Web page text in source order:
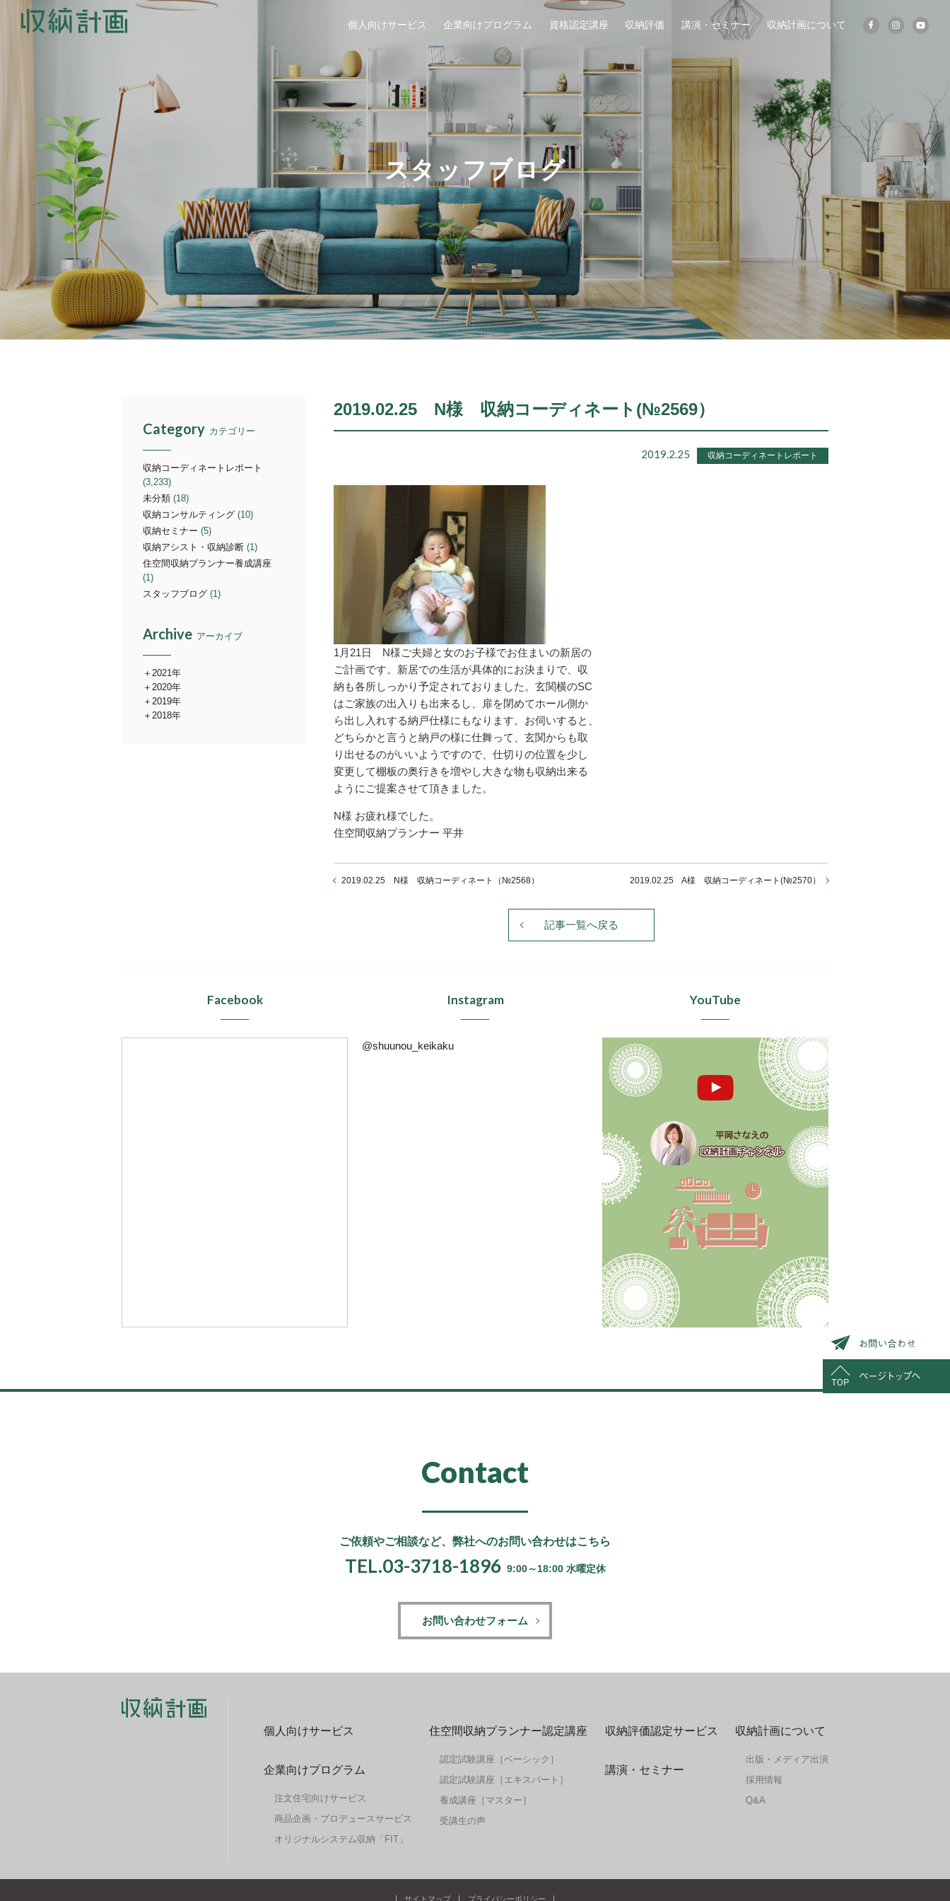
個人向けサービス 企業向けプログラム 資格認定講座 収納評価 講演・セミナー 収納計画について
スタッフブログ
2019.02.25 N様 収納コーディネート(№2569）
2019.2.25 収納コーディネートレポート
1月21日 N様ご夫婦と女のお子様でお住まいの新居の
ご計画です。新居での生活が具体的にお決まりで、収
納も各所しっかり予定されておりました。玄関横のSC
はご家族の出入りも出来るし、扉を閉めてホール側か
ら出し入れする納戸仕様にもなります。お伺いすると、
どちらかと言うと納戸の様に仕舞って、玄関からも取
り出せるのがいいようですので、仕切りの位置を少し
変更して棚板の奥行きを増やし大きな物も収納出来る
ようにご提案させて頂きました。
N様 お疲れ様でした。
住空間収納プランナー 平井
2019.02.25 N様 収納コーディネート（№2568） 2019.02.25 A様 収納コーディネート(№2570）
記事一覧へ戻る
Category カテゴリー
収納コーディネートレポート
(3,233)
未分類 (18)
収納コンサルティング (10)
収納セミナー (5)
収納アシスト・収納診断 (1)
住空間収納プランナー養成講座
(1)
スタッフブログ (1)
Archive アーカイブ
2021年
2020年
2019年
2018年
Facebook Instagram
@shuunou_keikaku
YouTube
Contact
ご依頼やご相談など、 弊社へのお問い合わせはこちら
TEL.03-3718-1896 9:00～18:00 水曜定休
お問い合わせフォーム
個人向けサービス
企業向けプログラム
注文住宅向けサービス
商品企画・プロデュースサービス
オリジナルシステム収納「FIT」
住空間収納プランナー認定講座
認定試験講座［ベーシック］
認定試験講座［エキスパート］
養成講座［マスター］
受講生の声
収納評価認定サービス
講演・セミナー
収納計画について
出版・メディア出演
採用情報
Q&A
サイトマップ プライバシーポリシー